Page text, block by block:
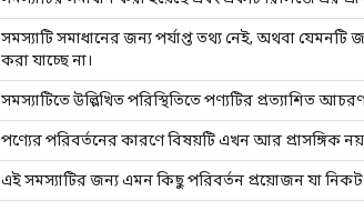
সমস্যাটি সমাধানের জন্য পর্যাপ্ত তথ্য নেই, অথবা যেমনটি
করা যাচ্ছে না।
সমস্যাটিতে উল্লিখিত পরিস্থিতিতে পণ্যটির প্রত্যাশিত
পণ্যের পরিবর্তনের কারণে বিষয়টি এখন আর প্রাসঙ্গিক
এই সমস্যাটির জন্য এমন কিছু পরিবর্তন প্রয়োজন যা নিকট